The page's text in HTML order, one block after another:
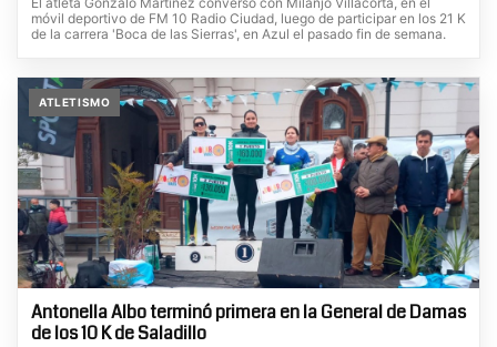
móvil deportivo de FM 10 Radio Ciudad, luego de participar en los 21 K
de la carrera 'Boca de las Sierras', en Azul el pasado fin de semana.
ATLETISMO
Antonella Albo terminó primera en la General de Damas
de los 10 K de Saladillo